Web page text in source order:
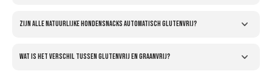
Zijn alle natuurlijke hondensnacks automatisch glutenvrij?
Wat is het verschil tussen glutenvrij en graanvrij?